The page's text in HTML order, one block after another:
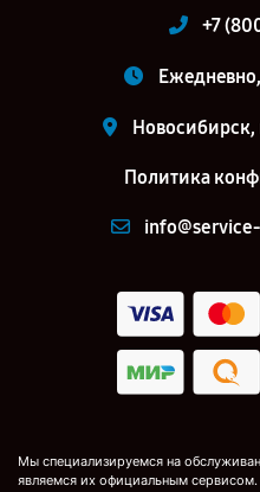
+7
Новосибирск,
Политика
Мы специализируемся на
являемся их официальным